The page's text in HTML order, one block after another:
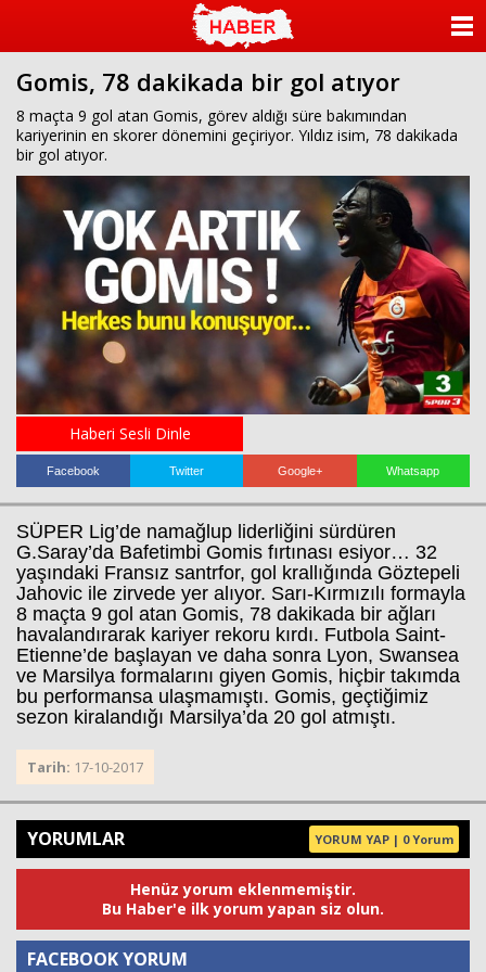
Gomis, 78 dakikada bir gol atıyor
8 maçta 9 gol atan Gomis, görev aldığı süre bakımından
kariyerinin en skorer dönemini geçiriyor. Yıldız isim, 78 dakikada
bir gol atıyor.
Haberi Sesli Dinle
Facebook Twitter Google+ Whatsapp
SÜPER Lig’de namağlup liderliğini sürdüren
G.Saray’da Bafetimbi Gomis fırtınası esiyor… 32
yaşındaki Fransız santrfor, gol krallığında Göztepeli
Jahovic ile zirvede yer alıyor. Sarı-Kırmızılı formayla
8 maçta 9 gol atan Gomis, 78 dakikada bir ağları
havalandırarak kariyer rekoru kırdı. Futbola Saint-
Etienne’de başlayan ve daha sonra Lyon, Swansea
ve Marsilya formalarını giyen Gomis, hiçbir takımda
bu performansa ulaşmamıştı. Gomis, geçtiğimiz
sezon kiralandığı Marsilya’da 20 gol atmıştı.
Tarih: 17-10-2017
YORUMLAR YORUM YAP | 0 Yorum
Henüz yorum eklenmemiştir.
Bu Haber'e ilk yorum yapan siz olun.
FACEBOOK YORUM
KATEGORİLER
YAZARLAR
ANKETLER
FOTO GALERİ
VİDEO GALERİ
KÜNYE
İLETİŞİM
Haberin Doğru Adresi.